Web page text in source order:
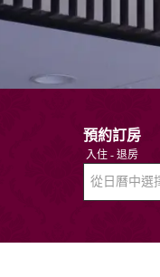
預約訂房
入住 - 退房
從日曆中選